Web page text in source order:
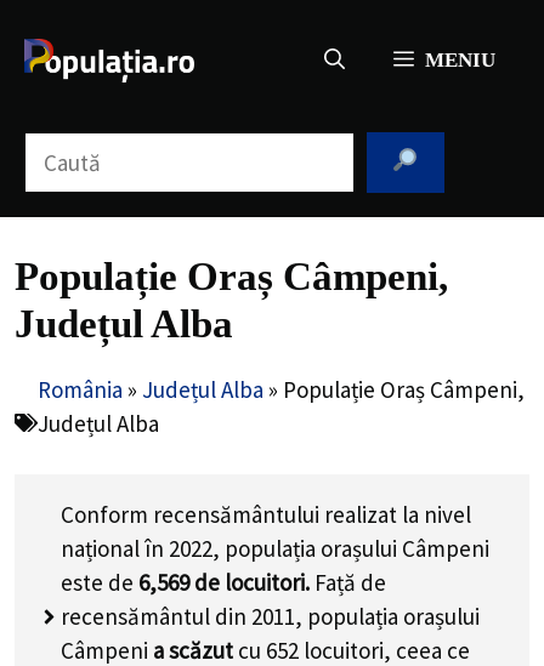
conținut
MENIU
Populație Oraș Câmpeni,
Județul Alba
România » Județul Alba » Populație Oraș Câmpeni,
Județul Alba
Conform recensământului realizat la nivel
național în 2022, populația orașului Câmpeni
este de 6,569de locuitori. Față de
recensământul din 2011, populația orașului
Câmpeni a scăzut cu 652 locuitori, ceea ce